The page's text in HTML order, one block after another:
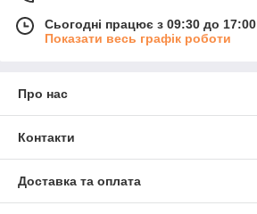
Сьогодні працює з 09:30 до 17:00
Показати весь графік роботи
Про нас
Контакти
Доставка та оплата